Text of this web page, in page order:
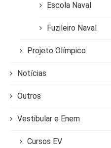
Escola Naval
Fuzileiro Naval
Projeto Olímpico
Notícias
Outros
Vestibular e Enem
Cursos EV